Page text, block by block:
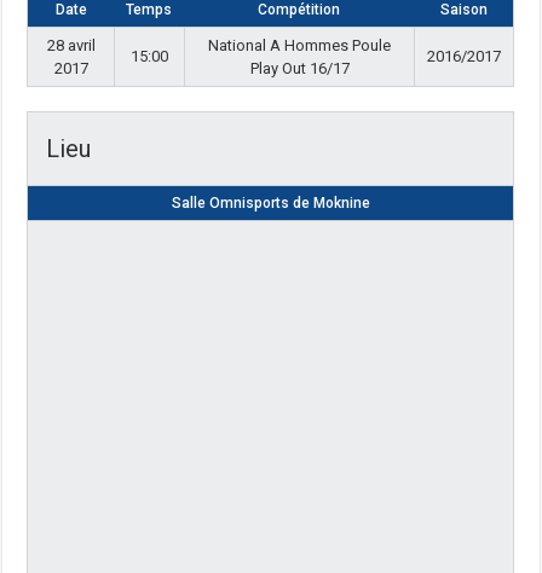
Date Temps Compétition Saison
28 avril
2017
15:00
National A Hommes Poule
Play Out 16/17
2016/2017
Lieu
Salle Omnisports de Moknine